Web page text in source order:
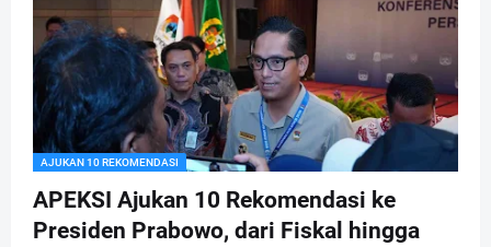
AJUKAN 10 REKOMENDASI
APEKSI Ajukan 10 Rekomendasi ke
Presiden Prabowo, dari Fiskal hingga